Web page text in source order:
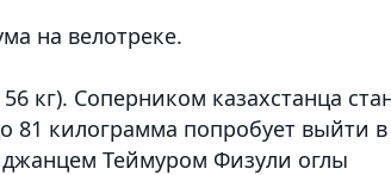
на велотреке.
кг). Соперником казахстанца
81 килограмма попробует выйти в
Теймуром Физули оглы